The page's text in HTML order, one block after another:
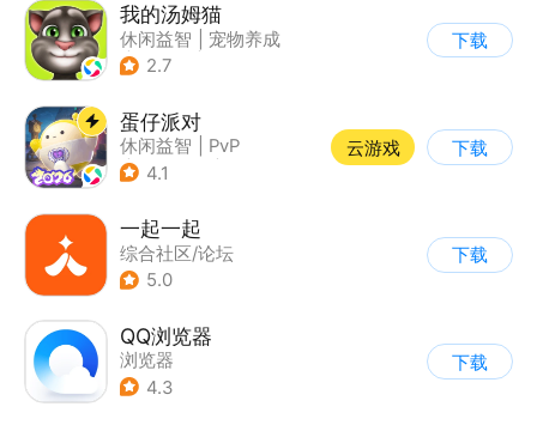
我的汤姆猫
休闲益智
宠物养成
| 汤姆猫
2.7
下载
蛋仔派对
休闲益智
PvP
| 派对游戏
4.1
云游戏 下载
一起一起
综合社区/论坛
5.0
下载
QQ浏览器
浏览器
4.3
下载